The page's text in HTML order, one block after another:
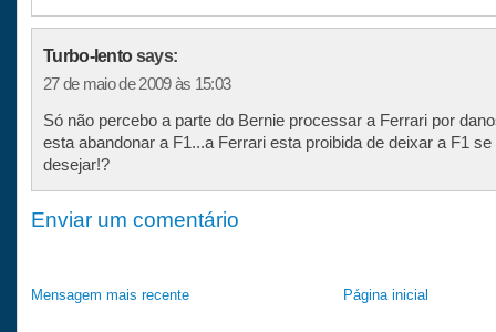
Turbo-lentosays:
27 de maio de 2009 às 15:03
Só não percebo a parte do Bernie processar a Ferrari por
esta abandonar a F1...a Ferrari esta proibida de deixar a F1
desejar!?
Enviar um comentário
Mensagem mais recente Página inicial